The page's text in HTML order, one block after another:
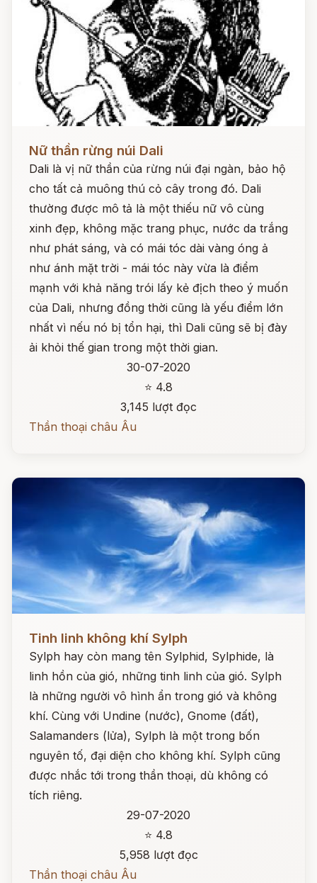
Nữ thần rừng núi Dali
Dali là vị nữ thần của rừng núi đại ngàn, bảo hộ
cho tất cả muông thú cỏ cây trong đó. Dali
thường được mô tả là một thiếu nữ vô cùng
xinh đẹp, không mặc trang phục, nước da trắng
như phát sáng, và có mái tóc dài vàng óng ả
như ánh mặt trời - mái tóc này vừa là điểm
mạnh với khả năng trói lấy kẻ địch theo ý muốn
của Dali, nhưng đồng thời cũng là yếu điểm lớn
nhất vì nếu nó bị tổn hại, thì Dali cũng sẽ bị đày
ải khỏi thế gian trong một thời gian.
30-07-2020
⭐ 4.8
3,145 lượt đọc
Thần thoại châu Âu
Tinh linh không khí Sylph
Sylph hay còn mang tên Sylphid, Sylphide, là
linh hồn của gió, những tinh linh của gió. Sylph
là những người vô hình ẩn trong gió và không
khí. Cùng với Undine (nước), Gnome (đất),
Salamanders (lửa), Sylph là một trong bốn
nguyên tố, đại diện cho không khí. Sylph cũng
được nhắc tới trong thần thoại, dù không có
tích riêng.
29-07-2020
⭐ 4.8
5,958 lượt đọc
Thần thoại châu Âu